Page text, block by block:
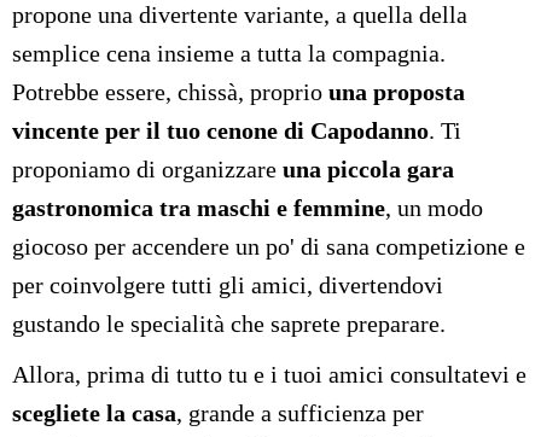
propone una divertente variante, a quella della
semplice cena insieme a tutta la compagnia.
Potrebbe essere, chissà, proprio una proposta
vincente per il tuo cenone di Capodanno. Ti
proponiamo di organizzare una piccola gara
gastronomica tra maschi e femmine, un modo
giocoso per accendere un po' di sana competizione e
per coinvolgere tutti gli amici, divertendovi
gustando le specialità che saprete preparare.
Allora, prima di tutto tu e i tuoi amici consultatevi e
scegliete la casa, grande a sufficienza per